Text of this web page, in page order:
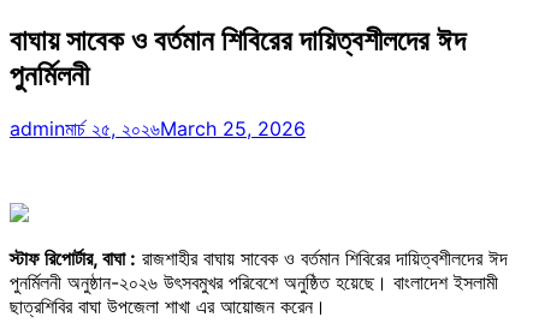
বাঘায় সাবেক ও বর্তমান শিবিরের দায়িত্বশীলদের ঈদ
পুনর্মিলনী
adminমার্চ ২৫, ২০২৬March 25, 2026
স্টাফ রিপোর্টার, বাঘা : রাজশাহীর বাঘায় সাবেক ও বর্তমান শিবিরের দায়িত্বশীলদের ঈদ
পুনর্মিলনী অনুষ্ঠান-২০২৬ উৎসবমুখর পরিবেশে অনুষ্ঠিত হয়েছে। বাংলাদেশ ইসলামী
ছাত্রশিবির বাঘা উপজেলা শাখা এর আয়োজন করেন।